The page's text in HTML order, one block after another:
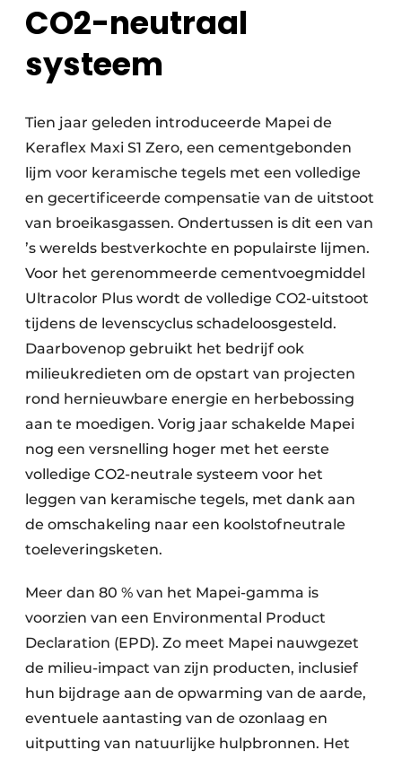
CO2-neutraal
systeem
Tien jaar geleden introduceerde Mapei de
Keraflex Maxi S1 Zero, een cementgebonden
lijm voor keramische tegels met een volledige
en gecertificeerde compensatie van de uitstoot
van broeikasgassen. Ondertussen is dit een van
’s werelds bestverkochte en populairste lijmen.
Voor het gerenommeerde cementvoegmiddel
Ultracolor Plus wordt de volledige CO2-uitstoot
tijdens de levenscyclus schadeloosgesteld.
Daarbovenop gebruikt het bedrijf ook
milieukredieten om de opstart van projecten
rond hernieuwbare energie en herbebossing
aan te moedigen. Vorig jaar schakelde Mapei
nog een versnelling hoger met het eerste
volledige CO2-neutrale systeem voor het
leggen van keramische tegels, met dank aan
de omschakeling naar een koolstofneutrale
toeleveringsketen.
Meer dan 80 % van het Mapei-gamma is
voorzien van een Environmental Product
Declaration (EPD). Zo meet Mapei nauwgezet
de milieu-impact van zijn producten, inclusief
hun bijdrage aan de opwarming van de aarde,
eventuele aantasting van de ozonlaag en
uitputting van natuurlijke hulpbronnen. Het